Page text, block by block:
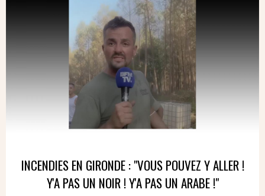
INCENDIES EN GIRONDE : "VOUS POUVEZ Y ALLER !
Y'A PAS UN NOIR ! Y'A PAS UN ARABE !"